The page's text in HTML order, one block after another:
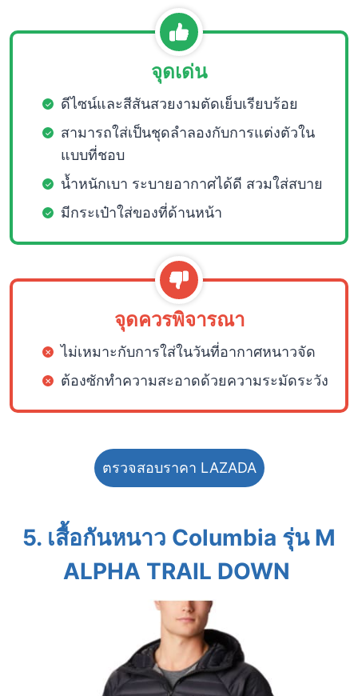
จุดเด่น
ดีไซน์และสีสันสวยงามตัดเย็บเรียบร้อย
สามารถใส่เป็นชุดลำลองกับการแต่งตัวใน
แบบที่ชอบ
น้ำหนักเบา ระบายอากาศได้ดี สวมใส่สบาย
มีกระเป๋าใส่ของที่ด้านหน้า
จุดควรพิจารณา
ไม่เหมาะกับการใส่ในวันที่อากาศหนาวจัด
ต้องซักทำความสะอาดด้วยความระมัดระวัง
ตรวจสอบราคา LAZADA
5. เสื้อกันหนาว Columbia รุ่น M
ALPHA TRAIL DOWN